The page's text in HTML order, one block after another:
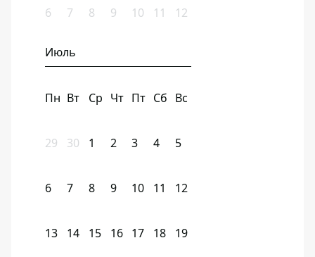
6 7 8 9 10 11 12
Июль
Пн Вт Ср Чт Пт Сб Вс
29 30 1 2 3 4 5
6 7 8 9 10 11 12
13 14 15 16 17 18 19